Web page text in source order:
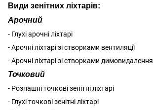
Види зенітних ліхтарів:
Арочний
- Глухі арочні ліхтарі
- Арочні ліхтарі зі створками вентиляції
- Арочні ліхтарі зі створками димовидалення
Точковий
- Розпашні точкові зенітні ліхтарі
- Глухі точкові зенітні ліхтарі